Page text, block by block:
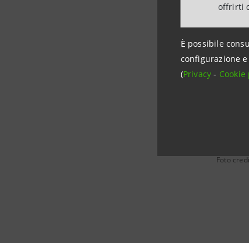
offrirti
È possibile
configurazione
(Privacy-
Con
Foto